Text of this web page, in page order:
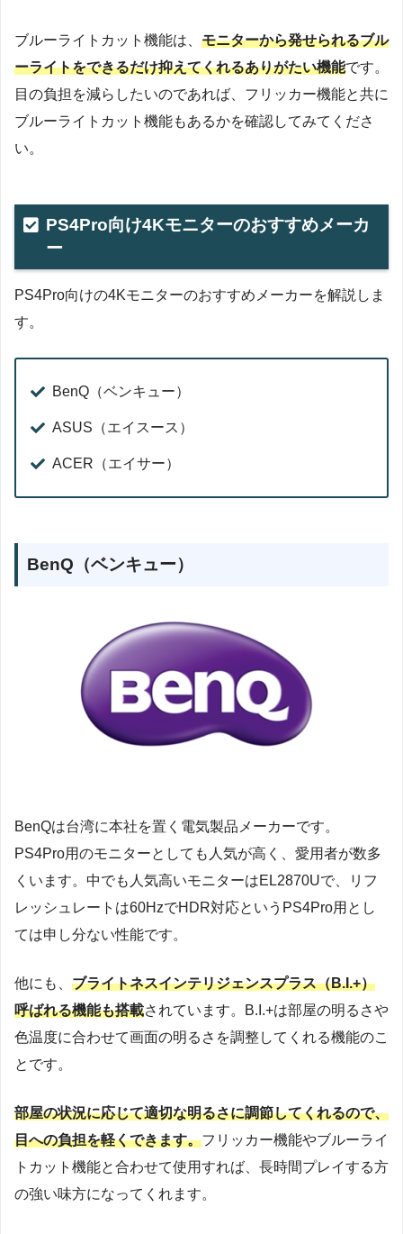
ブルーライトカット機能は、 モニターから発せられるブル
ーライトをできるだけ抑えてくれるありがたい機能です。
目の負担を減らしたいのであれば、フリッカー機能と共に
ブルーライトカット機能もあるかを確認してみてくださ
い。
PS4Pro向け4Kモニターのおすすめメーカ
ー
PS4Pro向けの4Kモニターのおすすめメーカーを解説しま
す。
BenQ（ベンキュー）
ASUS（エイスース）
ACER（エイサー）
BenQ（ベンキュー）
BenQは台湾に本社を置く電気製品メーカーです。
PS4Pro用のモニターとしても人気が高く、愛用者が数多
くいます。中でも人気高いモニターはEL2870Uで、リフ
レッシュレートは60HzでHDR対応というPS4Pro用とし
ては申し分ない性能です。
他にも、 ブライトネスインテリジェンスプラス（B.I.+）
呼ばれる機能も搭載されています。B.I.+は部屋の明るさや
色温度に合わせて画面の明るさを調整してくれる機能のこ
とです。
部屋の状況に応じて適切な明るさに調節してくれるので、
目への負担を軽くできます。フリッカー機能やブルーライ
トカット機能と合わせて使用すれば、長時間プレイする方
の強い味方になってくれます。